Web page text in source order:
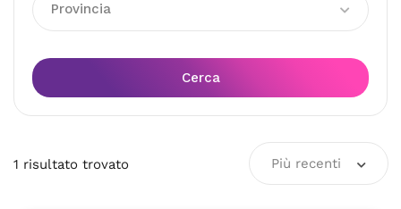
Provincia
Cerca
1 risultato trovato Più recenti